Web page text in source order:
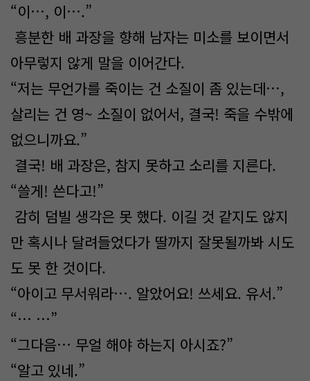
“이…, 이….”
흥분한 배 과장을 향해 남자는 미소를 보이면서
아무렇지 않게 말을 이어간다.
“저는 무언가를 죽이는 건 소질이 좀 있는데…,
살리는 건 영~ 소질이 없어서, 결국! 죽을 수밖에
없으니까요.”
결국! 배 과장은, 참지 못하고 소리를 지른다.
“쓸게! 쓴다고!”
감히 덤빌 생각은 못 했다. 이길 것 같지도 않지
만 혹시나 달려들었다가 딸까지 잘못될까봐 시도
도 못 한 것이다.
“아이고 무서워라…. 알았어요! 쓰세요. 유서.”
“… …”
“그다음… 무얼 해야 하는지 아시죠?”
“알고 있네.”